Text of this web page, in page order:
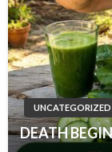
UNCATEGORIZED
DEATH